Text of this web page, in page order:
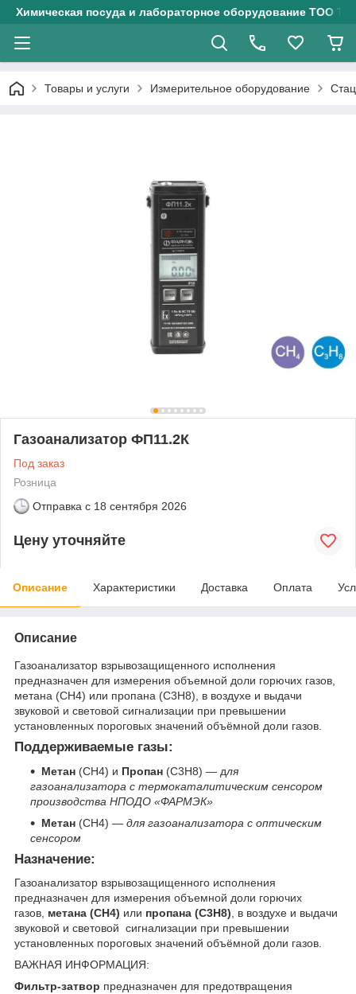
Химическая посуда и лабораторное оборудование ТОО
Товары и услуги Измерительное оборудование
Газоанализатор ФП11.2К
Под заказ
Розница
Отправка с 18 сентября 2026
Цену уточняйте
Описание Характеристики Доставка Оплата
Описание
Газоанализатор взрывозащищенного исполнения
предназначен для измерения объемной доли горючих газов,
метана (CH4) или пропана (C3H8), в воздухе и выдачи
звуковой и световой сигнализации при превышении
установленных пороговых значений объёмной доли газов.
Поддерживаемые газы:
Метан (CH4) и Пропан (C3H8) — для
газоанализатора с термокаталитическим сенсором
производства НПОДО «ФАРМЭК»
Метан (CH4) — для газоанализатора с оптическим
сенсором
Назначение:
Газоанализатор взрывозащищенного исполнения
предназначен для измерения объемной доли горючих
газов, метана (CH4) или пропана (C3H8), в воздухе и выдачи
звуковой и световой сигнализации при превышении
установленных пороговых значений объёмной доли газов.
ВАЖНАЯ ИНФОРМАЦИЯ:
Фильтр-затвор предназначен для предотвращения